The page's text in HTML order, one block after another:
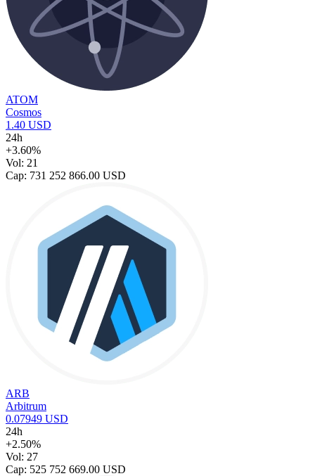
ATOM
Cosmos
1.40 USD
24h
+3.60%
Vol: 21
Cap: 731 252 866.00 USD
ARB
Arbitrum
0.07949 USD
24h
+2.50%
Vol: 27
Cap: 525 752 669.00 USD